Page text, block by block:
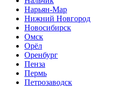
Нарьян-Мар
Нижний Новгород
Новосибирск
Омск
Орёл
Оренбург
Пенза
Пермь
Петрозаводск